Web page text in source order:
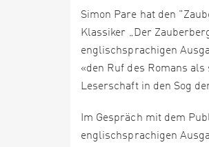
Simon Pare hat den
Klassiker „Der
englischsprachigen
«den Ruf des Romans
Leserschaft in den Sog
Im Gespräch mit dem
englischsprachigen